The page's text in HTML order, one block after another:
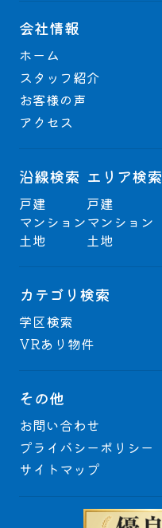
会社情報
ホーム
スタッフ紹介
お客様の声
アクセス
沿線検索
戸建
マンション
土地
エリア検索
戸建
マンション
土地
カテゴリ検索
学区検索
VRあり物件
その他
お問い合わせ
プライバシーポリシー
サイトマップ